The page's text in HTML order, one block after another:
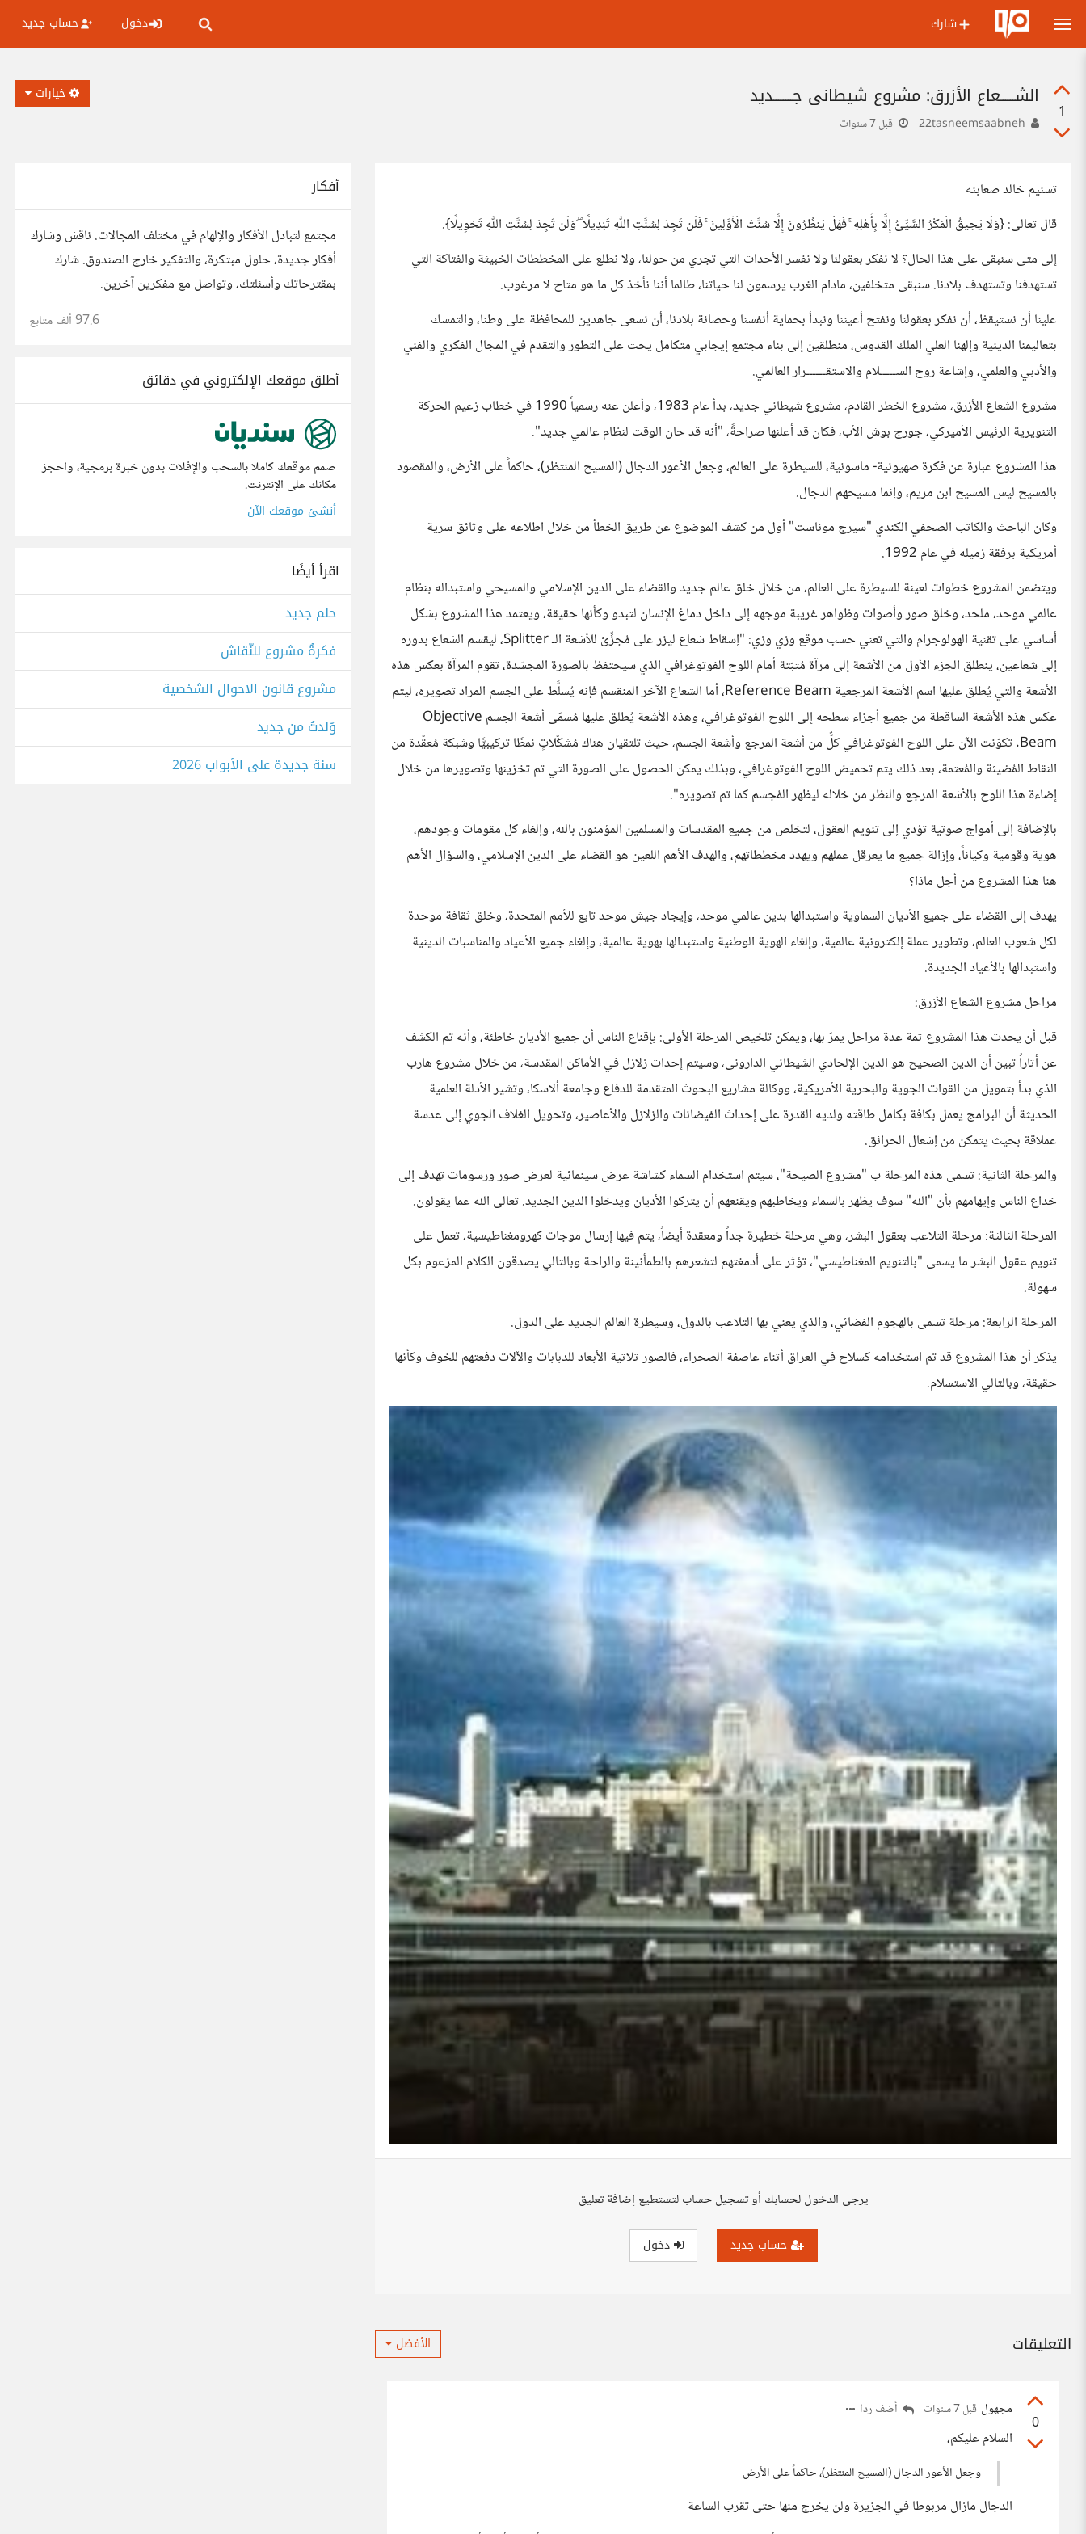
شارك دخول حساب جديد
1
الشــــــعاع الأزرق: مشروع شيطاني جــــــــديد
قبل 7 سنوات
خيارات
تسنيم خالد صعابنه
قال تعالى: {وَلَا يَحِيقُ الْمَكْرُ السَّيِّئُ إِلَّا بِأَهْلِهِ ۚ فَهَلْ يَنظُرُونَ إِلَّا سُنَّتَ الْأَوَّلِينَ ۚ فَلَن تَجِدَ لِسُنَّتِ اللَّهِ تَبْدِيلًا ۖ وَلَن تَجِدَ لِسُنَّتِ اللَّهِ تَحْوِيلًا}.
إلى متى سنبقى على هذا الحال؟ لا نفكر بعقولنا ولا نفسر الأحداث التي تجري من حولنا، ولا نطلع على المخططات الخبيثة والفتاكة التي
تستهدفنا وتستهدف بلادنا. سنبقى متخلفين، مادام الغرب يرسمون لنا حياتنا، طالما أننا نأخذ كل ما هو متاح لا مرغوب.
علينا أن نستيقظ، أن نفكر بعقولنا ونفتح أعيننا ونبدأ بحماية أنفسنا وحصانة بلادنا، أن نسعى جاهدين للمحافظة على وطنا، والتمسك
بتعاليمنا الدينية وإلهنا العلي الملك القدوس، منطلقين إلى بناء مجتمع إيجابي متكامل يحث على التطور والتقدم في المجال الفكري والفني
والأدبي والعلمي، وإشاعة روح الســـــلام والاستقــــــرار العالمي.
مشروع الشعاع الأزرق، مشروع الخطر القادم، مشروع شيطاني جديد، بدأ عام 1983، وأعلن عنه رسمياً 1990 في خطاب زعيم الحركة
التنويرية الرئيس الأميركي، جورج بوش الأب، فكان قد أعلنها صراحةً، "أنه قد حان الوقت لنظام عالمي جديد".
هذا المشروع عبارة عن فكرة صهيونية- ماسونية، للسيطرة على العالم، وجعل الأعور الدجال (المسيح المنتظر)، حاكماً على الأرض، والمقصود
بالمسيح ليس المسيح ابن مريم، وإنما مسيحهم الدجال.
وكان الباحث والكاتب الصحفي الكندي "سيرج موناست" أول من كشف الموضوع عن طريق الخطأ من خلال اطلاعه على وثائق سرية
أمريكية برفقة زميله في عام 1992.
ويتضمن المشروع خطوات لعينة للسيطرة على العالم، من خلال خلق عالم جديد والقضاء على الدين الإسلامي والمسيحي واستبداله بنظام
عالمي موحد، ملحد، وخلق صور وأصوات وظواهر غريبة موجهه إلى داخل دماغ الإنسان لتبدو وكأنها حقيقة، ويعتمد هذا المشروع بشكل
أساسي على تقنية الهولوجرام والتي تعني حسب موقع وزي وزي: "إسقاط شعاع ليزر على مُجزِّئ للأشعة الـ Splitter، ليقسم الشعاع بدوره
إلى شعاعين، ينطلق الجزء الأول من الأشعة إلى مرآة مُثبّتة أمام اللوح الفوتوغرافي الذي سيحتفظ بالصورة المجسّدة، تقوم المرآة بعكس هذه
الأشعة والتي يُطلق عليها اسم الأشعة المرجعية Reference Beam، أما الشعاع الآخر المنقسم فإنه يُسلَّط على الجسم المراد تصويره، ليتم
عكس هذه الأشعة الساقطة من جميع أجزاء سطحه إلى اللوح الفوتوغرافي، وهذه الأشعة يُطلق عليها مُسمّى أشعة الجسم Objective
Beam. تكوّنت الآن على اللوح الفوتوغرافي كلٌّ من أشعة المرجع وأشعة الجسم، حيث تلتقيان هناك مُشكِّلاتٍ نمطًا تركيبيًّا وشبكة مُعقّدة من
النقاط المُضيئة والمُعتمة، بعد ذلك يتم تحميض اللوح الفوتوغرافي، وبذلك يمكن الحصول على الصورة التي تم تخزينها وتصويرها من خلال
إضاءة هذا اللوح بالأشعة المرجع والنظر من خلاله ليظهر المُجسم كما تم تصويره".
بالإضافة إلى أمواج صوتية تؤدي إلى تنويم العقول، لتخلص من جميع المقدسات والمسلمين المؤمنون بالله، وإلغاء كل مقومات وجودهم،
هوية وقومية وكياناً، وإزالة جميع ما يعرقل عملهم ويهدد مخططاتهم، والهدف الأهم اللعين هو القضاء على الدين الإسلامي، والسؤال الأهم
هنا هذا المشروع من أجل ماذا؟
يهدف إلى القضاء على جميع الأديان السماوية واستبدالها بدين عالمي موحد، وإيجاد جيش موحد تابع للأمم المتحدة، وخلق ثقافة موحدة
لكل شعوب العالم، وتطوير عملة إلكترونية عالمية، وإلغاء الهوية الوطنية واستبدالها بهوية عالمية، وإلغاء جميع الأعياد والمناسبات الدينية
واستبدالها بالأعياد الجديدة.
مراحل مشروع الشعاع الأزرق:
قبل أن يحدث هذا المشروع ثمة عدة مراحل يمرّ بها، ويمكن تلخيص المرحلة الأولى: بإقناع الناس أن جميع الأديان خاطئة، وأنه تم الكشف
عن أثاراً تبين أن الدين الصحيح هو الدين الإلحادي الشيطاني الدارونى، وسيتم إحداث زلازل في الأماكن المقدسة، من خلال مشروع هارب
الذي بدأ بتمويل من القوات الجوية والبحرية الأمريكية، ووكالة مشاريع البحوث المتقدمة للدفاع وجامعة ألاسكا، وتشير الأدلة العلمية
الحديثة أن البرامج يعمل بكافة بكامل طاقته ولديه القدرة على إحداث الفيضانات والزلازل والأعاصير، وتحويل الغلاف الجوي إلى عدسة
عملاقة بحيث يتمكن من إشعال الحرائق.
والمرحلة الثانية: تسمى هذه المرحلة ب "مشروع الصيحة"، سيتم استخدام السماء كشاشة عرض سينمائية لعرض صور ورسومات تهدف إلى
خداع الناس وإيهامهم بأن "الله" سوف يظهر بالسماء ويخاطبهم ويقنعهم أن يتركوا الأديان ويدخلوا الدين الجديد. تعالى الله عما يقولون.
المرحلة الثالثة: مرحلة التلاعب بعقول البشر، وهي مرحلة خطيرة جداً ومعقدة أيضاً، يتم فيها إرسال موجات كهرومغناطيسية، تعمل على
تنويم عقول البشر ما يسمى "بالتنويم المغناطيسي"، تؤثر على أدمغتهم لتشعرهم بالطمأنينة والراحة وبالتالي يصدقون الكلام المزعوم بكل
سهولة.
المرحلة الرابعة: مرحلة تسمى بالهجوم الفضائي، والذي يعني بها التلاعب بالدول، وسيطرة العالم الجديد على الدول.
يذكر أن هذا المشروع قد تم استخدامه كسلاح في العراق أثناء عاصفة الصحراء، فالصور ثلاثية الأبعاد للدبابات والآلات دفعتهم للخوف وكأنها
حقيقة، وبالتالي الاستسلام.
يرجى الدخول لحسابك أو تسجيل حساب لتستطيع إضافة تعليق
حساب جديد دخول
التعليقات الأفضل
0
مجهول قبل 7 سنوات أضف ردا
السلام عليكم،
وجعل الأعور الدجال (المسيح المنتظر)، حاكماً على الأرض
الدجال مازال مربوطا في الجزيرة ولن يخرج منها حتى تقرب الساعة
أفكار
مجتمع لتبادل الأفكار والإلهام في مختلف المجالات. ناقش وشارك
أفكار جديدة، حلول مبتكرة، والتفكير خارج الصندوق. شارك
بمقترحاتك وأسئلتك، وتواصل مع مفكرين آخرين.
97.6 ألف متابع
أطلق موقعك الإلكتروني في دقائق
صمم موقعك كاملا بالسحب والإفلات بدون خبرة برمجية، واحجز
مكانك على الإنترنت.
أنشئ موقعك الآن
اقرأ أيضًا
حلم جديد
فكرةُ مشروع للنّقاش
مشروع قانون الاحوال الشخصية
وُلدتُ من جديد
سنة جديدة على الأبواب 2026